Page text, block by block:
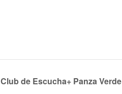
Club de Escucha+ Panza Verde